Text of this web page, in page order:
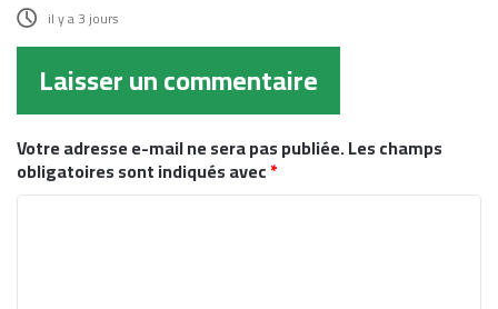
il y a 3 jours
Laisser un commentaire
Votre adresse e-mail ne sera pas publiée.Les champs
obligatoires sont indiqués avec*